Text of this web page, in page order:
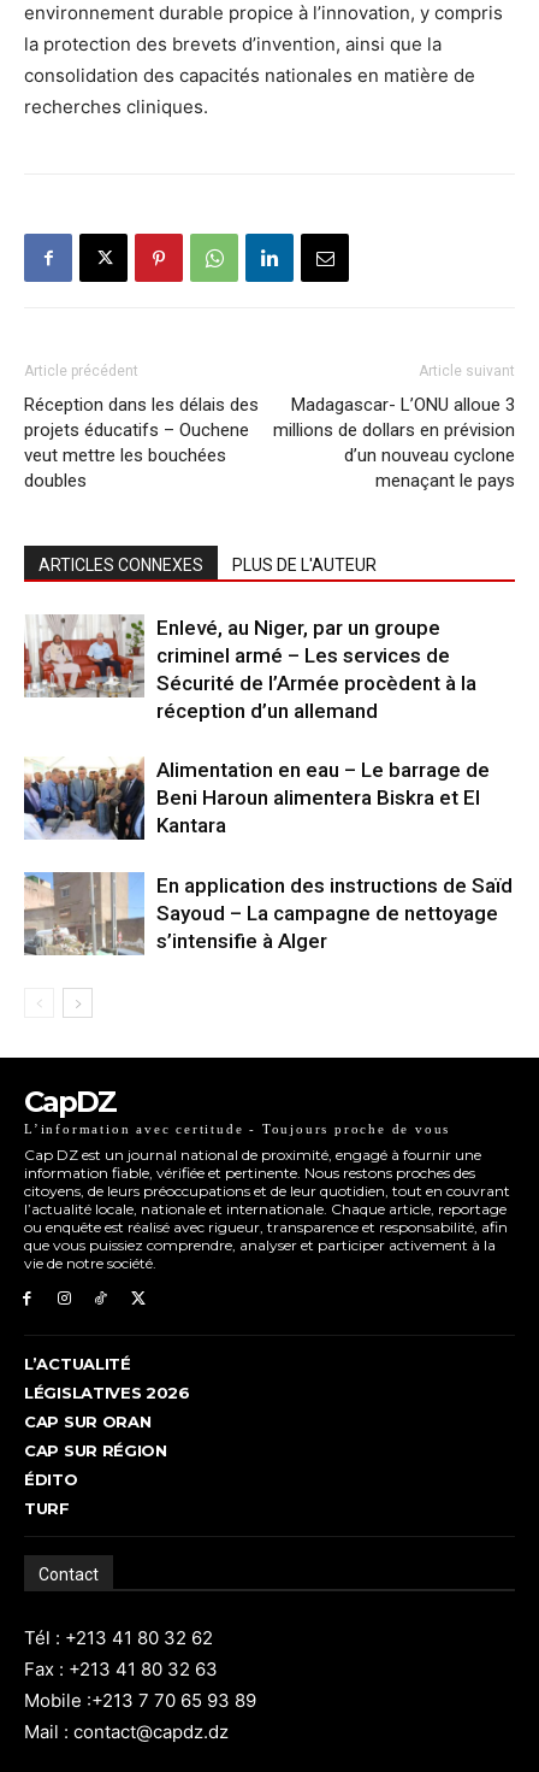
environnement durable propice à l’innovation, y compris
la protection des brevets d’invention, ainsi que la
consolidation des capacités nationales en matière de
recherches cliniques.
Article précédent
Réception dans les délais des
projets éducatifs – Ouchene
veut mettre les bouchées
doubles
Article suivant
Madagascar- L’ONU alloue 3
millions de dollars en prévision
d’un nouveau cyclone
menaçant le pays
ARTICLES CONNEXES PLUS DE L'AUTEUR
Enlevé, au Niger, par un groupe
criminel armé – Les services de
Sécurité de l’Armée procèdent à la
réception d’un allemand
Alimentation en eau – Le barrage de
Beni Haroun alimentera Biskra et El
Kantara
En application des instructions de Saïd
Sayoud – La campagne de nettoyage
s’intensifie à Alger
CapDZ
L’information avec certitude - Toujours proche de vous
Cap DZ est un journal national de proximité, engagé à fournir une
information fiable, vérifiée et pertinente. Nous restons proches des
citoyens, de leurs préoccupations et de leur quotidien, tout en couvrant
l’actualité locale, nationale et internationale. Chaque article, reportage
ou enquête est réalisé avec rigueur, transparence et responsabilité, afin
que vous puissiez comprendre, analyser et participer activement à la
vie de notre société.
L’ACTUALITÉ
LÉGISLATIVES 2026
CAP SUR ORAN
CAP SUR RÉGION
ÉDITO
TURF
Contact
Tél : +213 41 80 32 62
Fax : +213 41 80 32 63
Mobile :+213 7 70 65 93 89
Mail : contact@capdz.dz